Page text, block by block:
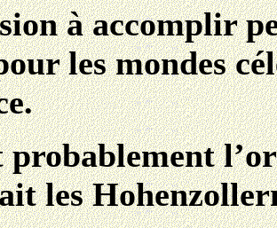
à accomplir
les mondes
probablement
les